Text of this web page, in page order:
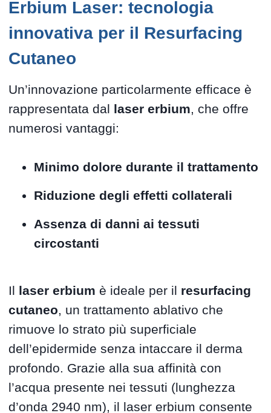
Erbium Laser: tecnologia
innovativa per il Resurfacing
Cutaneo
Un’innovazione particolarmente efficace è
rappresentata dal laser erbium, che offre
numerosi vantaggi:
Minimo dolore durante il trattamento
Riduzione degli effetti collaterali
Assenza di danni ai tessuti
circostanti
Il laser erbium è ideale per il resurfacing
cutaneo, un trattamento ablativo che
rimuove lo strato più superficiale
dell’epidermide senza intaccare il derma
profondo. Grazie alla sua affinità con
l’acqua presente nei tessuti (lunghezza
d’onda 2940 nm), il laser erbium consente